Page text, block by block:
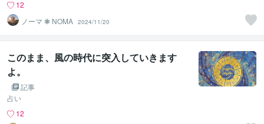
12
ノーマ ❃ NOMA 2024/11/20
このまま、風の時代に突入していきます
よ。
記事
占い
12